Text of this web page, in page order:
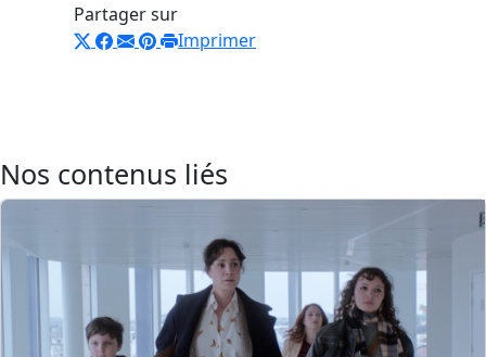
Partager sur
Imprimer
Nos contenus liés